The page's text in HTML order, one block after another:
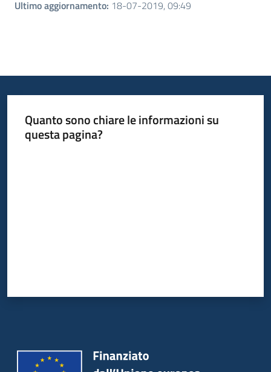
Ultimo aggiornamento: 18-07-2019, 09:49
Quanto sono chiare le informazioni su
questa pagina?